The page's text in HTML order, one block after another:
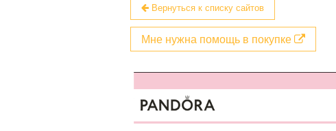
Вернуться к списку сайтов
Мне нужна помощь в покупке